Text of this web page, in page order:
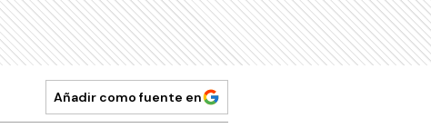
Añadir como fuente en